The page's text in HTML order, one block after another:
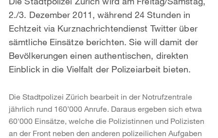
2./3. Dezember 2011, während 24 Stunden in
Echtzeit via Kurznachrichtendienst Twitter über
sämtliche Einsätze berichten. Sie will damit der
Bevölkerungen einen authentischen, direkten
Einblick in die Vielfalt der Polizeiarbeit bieten.
Die Stadtpolizei Zürich bearbeit in der Notrufzentrale
jährlich rund 160’000 Anrufe. Daraus ergeben sich etwa
60'000 Einsätze, welche die Polizistinnen und Polizisten
an der Front neben den anderen polizeilichen Aufgaben